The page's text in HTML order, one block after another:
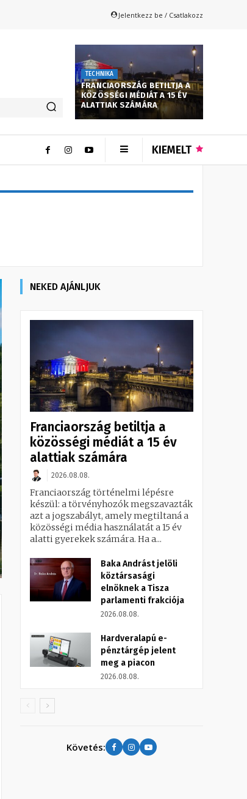
Jelentkezz be / Csatlakozz
TECHNIKA
FRANCIAORSZÁG BETILTJA A
KÖZÖSSÉGI MÉDIÁT A 15 ÉV
ALATTIAK SZÁMÁRA
KIEMELT
NEKED AJÁNLJUK
Franciaország betiltja a
közösségi médiát a 15 év
alattiak számára
2026.08.08.
Franciaország történelmi lépésre
készül: a törvényhozók megszavazták
azt a jogszabályt, amely megtiltaná a
közösségi média használatát a 15 év
alatti gyerekek számára. Ha a...
Baka Andrást jelöli
köztársasági
elnöknek a Tisza
parlamenti frakciója
2026.08.08.
Hardveralapú e-
pénztárgép jelent
meg a piacon
2026.08.08.
Követés: